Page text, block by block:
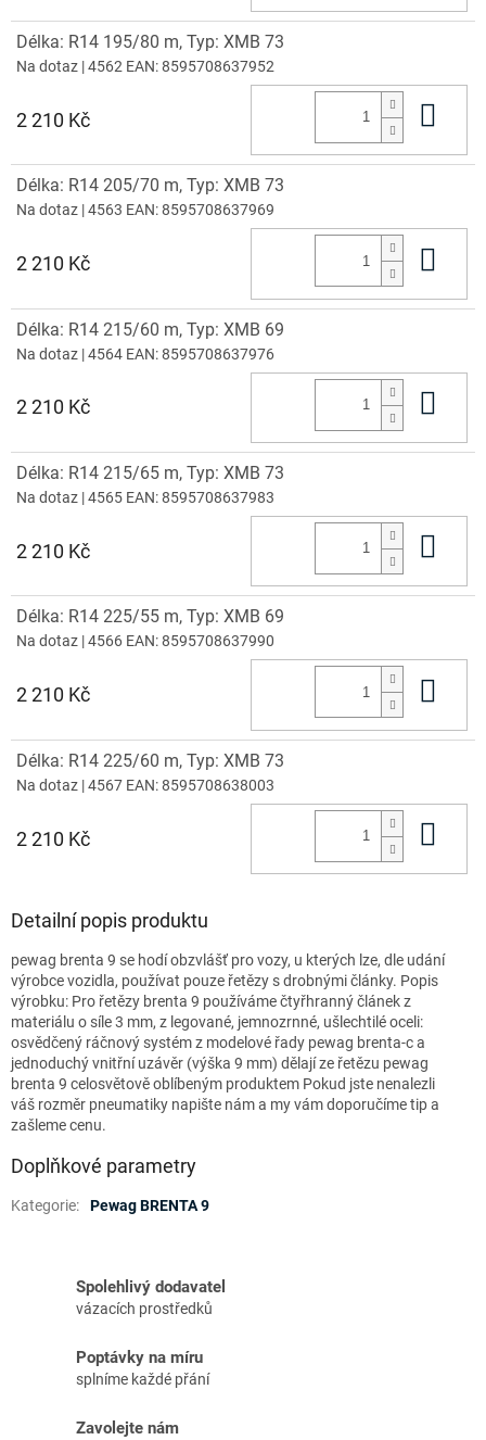
Délka: R14 195/80 m, Typ: XMB 73
Na dotaz | 4562 EAN:8595708637952
2 210 Kč
Délka: R14 205/70 m, Typ: XMB 73
Na dotaz | 4563 EAN:8595708637969
2 210 Kč
Délka: R14 215/60 m, Typ: XMB 69
Na dotaz | 4564 EAN:8595708637976
2 210 Kč
Délka: R14 215/65 m, Typ: XMB 73
Na dotaz | 4565 EAN:8595708637983
2 210 Kč
Délka: R14 225/55 m, Typ: XMB 69
Na dotaz | 4566 EAN:8595708637990
2 210 Kč
Délka: R14 225/60 m, Typ: XMB 73
Na dotaz | 4567 EAN:8595708638003
2 210 Kč
Detailní popis produktu
pewag brenta 9 se hodí obzvlášť pro vozy, u kterých lze, dle udání
výrobce vozidla, používat pouze řetězy s drobnými články. Popis
výrobku: Pro řetězy brenta 9 používáme čtyřhranný článek z
materiálu o síle 3 mm, z legované, jemnozrnné, ušlechtilé oceli:
osvědčený ráčnový systém z modelové řady pewag brenta-c a
jednoduchý vnitřní uzávěr (výška 9 mm) dělají ze řetězu pewag
brenta 9 celosvětově oblíbeným produktem Pokud jste nenalezli
váš rozměr pneumatiky napište nám a my vám doporučíme tip a
zašleme cenu.
Doplňkové parametry
Kategorie: Pewag BRENTA 9
Spolehlivý dodavatel
vázacích prostředků
Poptávky na míru
splníme každé přání
Zavolejte nám